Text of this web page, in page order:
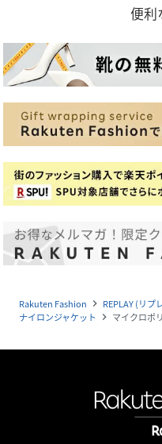
便利
Rakuten Fashion navigate_next REPLAY (リプ
ナイロンジャケット navigate_next マイクロポ